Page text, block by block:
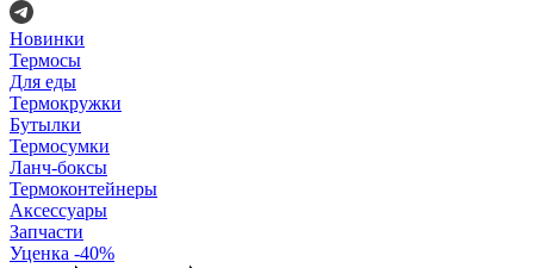
Новинки
Термосы
Для еды
Термокружки
Бутылки
Термосумки
Ланч-боксы
Термоконтейнеры
Аксессуары
Запчасти
Уценка -40%